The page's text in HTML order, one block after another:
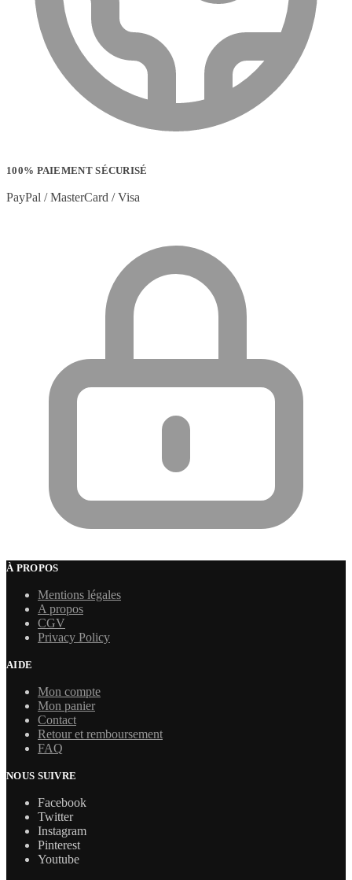
100% PAIEMENT SÉCURISÉ
PayPal / MasterCard / Visa
À PROPOS
Mentions légales
A propos
CGV
Privacy Policy
AIDE
Mon compte
Mon panier
Contact
Retour et remboursement
FAQ
NOUS SUIVRE
Facebook
Twitter
Instagram
Pinterest
Youtube